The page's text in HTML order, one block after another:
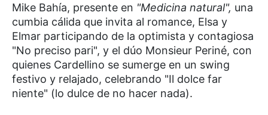
Mike Bahía, presente en "Medicina natural", una
cumbia cálida que invita al romance, Elsa y
Elmar participando de la optimista y contagiosa
"No preciso pari", y el dúo Monsieur Periné, con
quienes Cardellino se sumerge en un swing
festivo y relajado, celebrando "Il dolce far
niente" (lo dulce de no hacer nada).